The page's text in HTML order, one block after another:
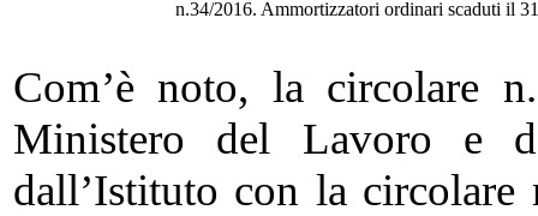
n.34/2016. Ammortizzatori ordinari scaduti il
Com’è noto, la circolare
Ministero del Lavoro e
dall’Istituto con la